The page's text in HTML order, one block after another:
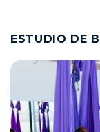
ESTUDIO DE